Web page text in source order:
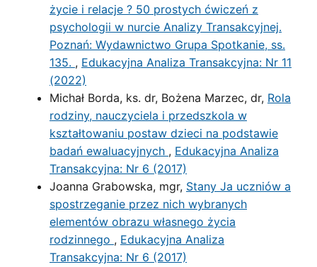
życie i relacje ? 50 prostych ćwiczeń z
psychologii w nurcie Analizy Transakcyjnej.
Poznań: Wydawnictwo Grupa Spotkanie, ss.
135. , Edukacyjna Analiza Transakcyjna: Nr 11
(2022)
Michał Borda, ks. dr, Bożena Marzec, dr, Rola
rodziny, nauczyciela i przedszkola w
kształtowaniu postaw dzieci na podstawie
badań ewaluacyjnych , Edukacyjna Analiza
Transakcyjna: Nr 6 (2017)
Joanna Grabowska, mgr, Stany Ja uczniów a
spostrzeganie przez nich wybranych
elementów obrazu własnego życia
rodzinnego , Edukacyjna Analiza
Transakcyjna: Nr 6 (2017)